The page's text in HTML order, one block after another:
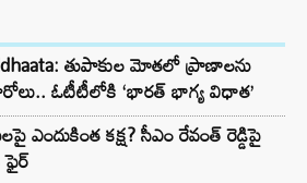
తుపాకుల మోతలో ప్రాణాలను
ఓటీటీలోకి ‘భారత్ భాగ్య విధాత’
ఎందుకింత కక్ష? సీఎం రేవంత్ రెడ్డిపై